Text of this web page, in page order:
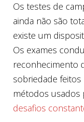
Os testes de
ainda não são
existe um
Os exames
reconhecimento
sobriedade
métodos usados
desafios